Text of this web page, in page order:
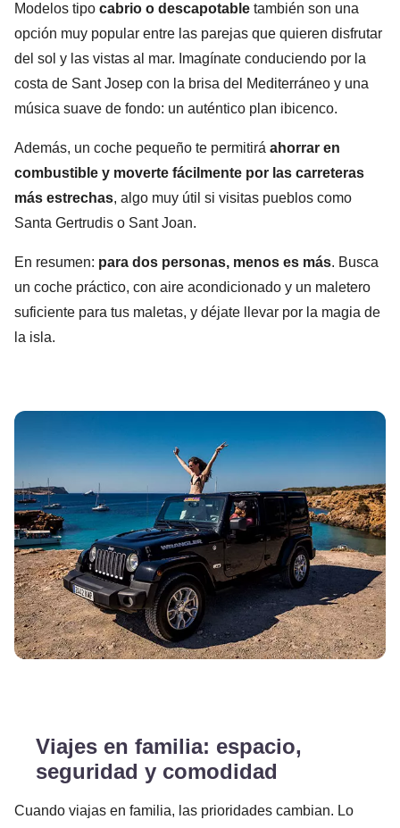
Modelos tipo cabrio o descapotable también son una
opción muy popular entre las parejas que quieren disfrutar
del sol y las vistas al mar. Imagínate conduciendo por la
costa de Sant Josep con la brisa del Mediterráneo y una
música suave de fondo: un auténtico plan ibicenco.
Además, un coche pequeño te permitirá ahorrar en
combustible y moverte fácilmente por las carreteras
más estrechas, algo muy útil si visitas pueblos como
Santa Gertrudis o Sant Joan.
En resumen: para dos personas, menos es más. Busca
un coche práctico, con aire acondicionado y un maletero
suficiente para tus maletas, y déjate llevar por la magia de
la isla.
Viajes en familia: espacio,
seguridad y comodidad
Cuando viajas en familia, las prioridades cambian. Lo